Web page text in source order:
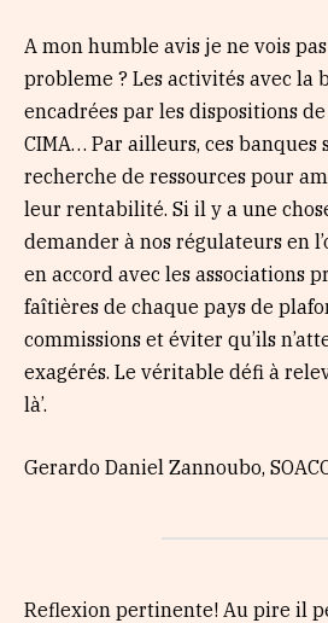
A mon humble avis je ne vois
probleme ? Les activités avec la
encadrées par les dispositions
CIMA… Par ailleurs, ces banques
recherche de ressources pour
leur rentabilité. Si il y a une
demander à nos régulateurs en
en accord avec les associations
faîtières de chaque pays de
commissions et éviter qu’ils
exagérés. Le véritable défi à
là’.
Gerardo Daniel Zannoubo,
Reflexion pertinente! Au pire il